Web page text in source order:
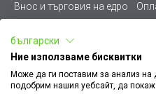
Внос и търговия на едро
Условия за ползване
Стани дистрибутор
Карта на сайта
български
Ние използваме бисквитки
Може да ги поставим за анализ на
подобрим нашия уебсайт, да